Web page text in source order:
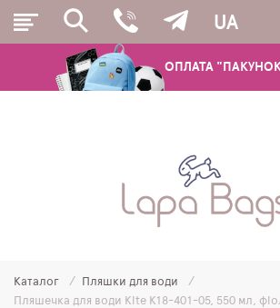
ОПЛАТА
UA
ШКІЛЬНІ РЮКЗАКИ ТА РАНЦІ
МОЛОДІЖНІ РЮКЗАКИ
Каталог
Пляшки для води
Пляшечка для води Kite K18-401-05, 550 мл,